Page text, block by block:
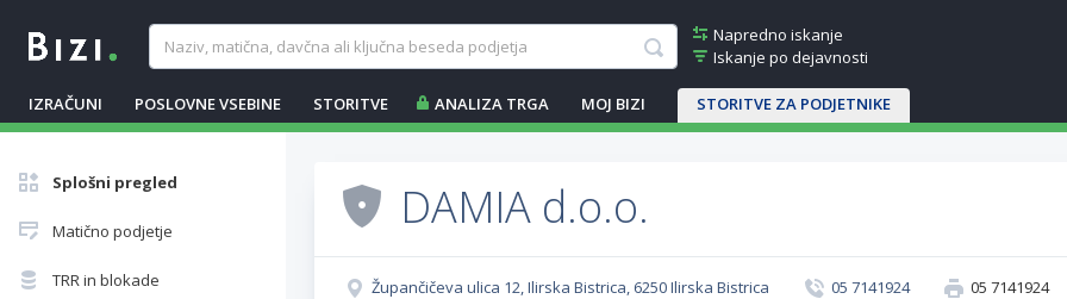
Napredno iskanje
Iskanje po dejavnosti
IZRAČUNI POSLOVNE VSEBINE STORITVE ANALIZA TRGA MOJ BIZI STORITVE ZA PODJETNIKE
Splošni pregled
Matično podjetje
TRR in blokade
DAMIA d.o.o.
Župančičeva ulica 12, Ilirska Bistrica, 6250 Ilirska Bistrica 05 7141924 05 7141924